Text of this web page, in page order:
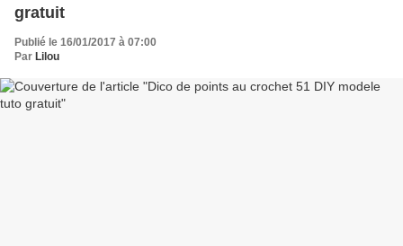
gratuit
Publié le 16/01/2017 à 07:00
Par Lilou